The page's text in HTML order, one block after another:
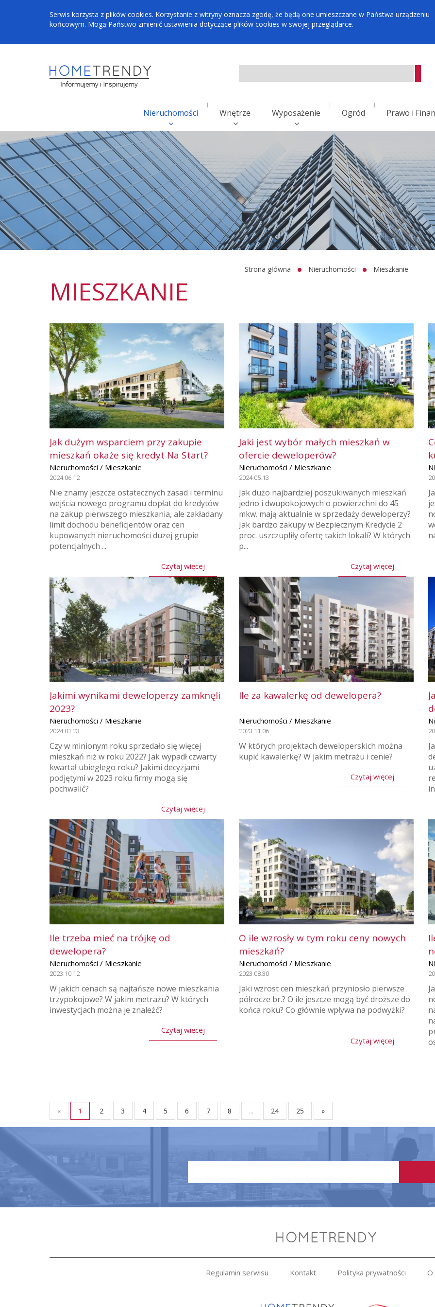
Serwis korzysta z plików cookies. Korzystanie z witryny oznacza zgodę, że będą one umieszczane w Państwa urządzeniu
końcowym. Mogą Państwo zmienić ustawienia dotyczące plików cookies w swojej przeglądarce.
Nieruchomości Wnętrze Wyposażenie Ogród Prawo i
Strona główna Nieruchomości Mieszkanie
MIESZKANIE
Jak dużym wsparciem przy zakupie
mieszkań okaże się kredyt Na Start?
Nieruchomości / Mieszkanie
2024.06.12
Nie znamy jeszcze ostatecznych zasad i terminu
wejścia nowego programu dopłat do kredytów
na zakup pierwszego mieszkania, ale zakładany
limit dochodu beneficjentów oraz cen
kupowanych nieruchomości dużej grupie
potencjalnych ...
Czytaj więcej
Jaki jest wybór małych mieszkań w
ofercie deweloperów?
Nieruchomości / Mieszkanie
2024.05.13
Jak dużo najbardziej poszukiwanych mieszkań
jedno i dwupokojowych o powierzchni do 45
mkw. mają aktualnie w sprzedaży deweloperzy?
Jak bardzo zakupy w Bezpiecznym Kredycie 2
proc. uszczupliły ofertę takich lokali? W których
p...
Czytaj więcej
Jakimi wynikami deweloperzy zamknęli
2023?
Nieruchomości / Mieszkanie
2024.01.23
Czy w minionym roku sprzedało się więcej
mieszkań niż w roku 2022? Jak wypadł czwarty
kwartał ubiegłego roku? Jakimi decyzjami
podjętymi w 2023 roku firmy mogą się
pochwalić?
Czytaj więcej
Ile za kawalerkę od dewelopera?
Nieruchomości / Mieszkanie
2023.11.06
W których projektach deweloperskich można
kupić kawalerkę? W jakim metrażu i cenie?
Czytaj więcej
Ile trzeba mieć na trójkę od
dewelopera?
Nieruchomości / Mieszkanie
2023.10.12
W jakich cenach są najtańsze nowe mieszkania
trzypokojowe? W jakim metrażu? W których
inwestycjach można je znaleźć?
Czytaj więcej
O ile wzrosły w tym roku ceny nowych
mieszkań?
Nieruchomości / Mieszkanie
2023.08.30
Jaki wzrost cen mieszkań przyniosło pierwsze
półrocze br.? O ile jeszcze mogą być droższe do
końca roku? Co głównie wpływa na podwyżki?
Czytaj więcej
« 1 2 3 4 5 6 7 8 ... 24 25 »
Regulamin serwisu Kontakt Polityka prywatności O